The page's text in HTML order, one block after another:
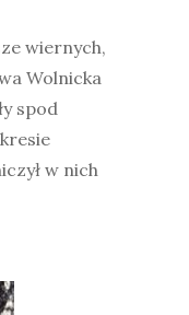
wiernych,
Wolnicka
spod
w nich